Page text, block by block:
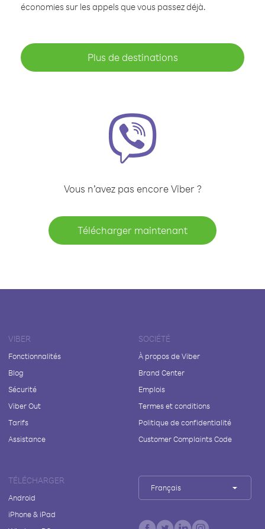
économies sur les appels que vous passez déjà.
Plus de destinations
Vous n’avez pas encore Viber ?
Télécharger maintenant
VIBER
Fonctionnalités
Blog
Sécurité
Viber Out
Tarifs
Assistance
SOCIÉTÉ
À propos de Viber
Brand Center
Emplois
Termes et conditions
Politique de confidentialité
Customer Complaints Code
TÉLÉCHARGER
Android
iPhone & iPad
Français